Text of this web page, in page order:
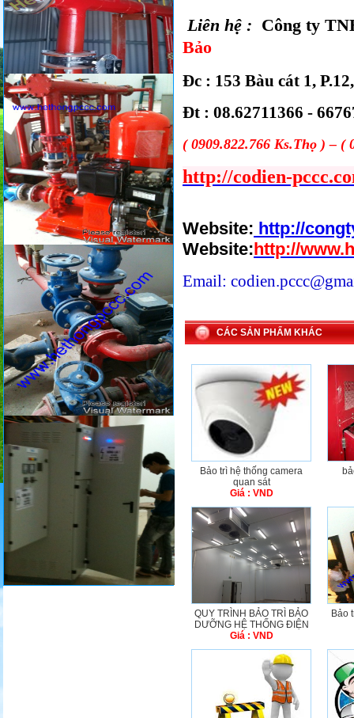
Liên hệ : Công ty
Bảo
Đc : 153 Bàu cát 1,
Đt : 08.62711366 -
( 0909.822.766 Ks.Thọ ) –
http://codien-
Website: http://
Website:http://
Email:
CÁC SẢN PHẨM KHÁC
Bảo trì hệ thống camera
quan sát
Giá : VND
QUY TRÌNH BẢO TRÌ BẢO
DƯỠNG HỆ THỐNG ĐIỆN
Giá : VND
Bảo